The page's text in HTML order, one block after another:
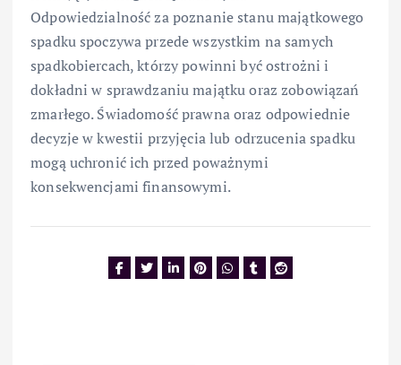
Odpowiedzialność za poznanie stanu majątkowego
spadku spoczywa przede wszystkim na samych
spadkobiercach, którzy powinni być ostrożni i
dokładni w sprawdzaniu majątku oraz zobowiązań
zmarłego. Świadomość prawna oraz odpowiednie
decyzje w kwestii przyjęcia lub odrzucenia spadku
mogą uchronić ich przed poważnymi
konsekwencjami finansowymi.